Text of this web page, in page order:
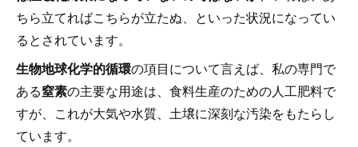
ちら立てればこちらが立たぬ、といった状況になってい
るとされています。
生物地球化学的循環の項目について言えば、私の専門で
ある窒素の主要な用途は、食料生産のための人工肥料で
すが、これが大気や水質、土壌に深刻な汚染をもたらし
ています。